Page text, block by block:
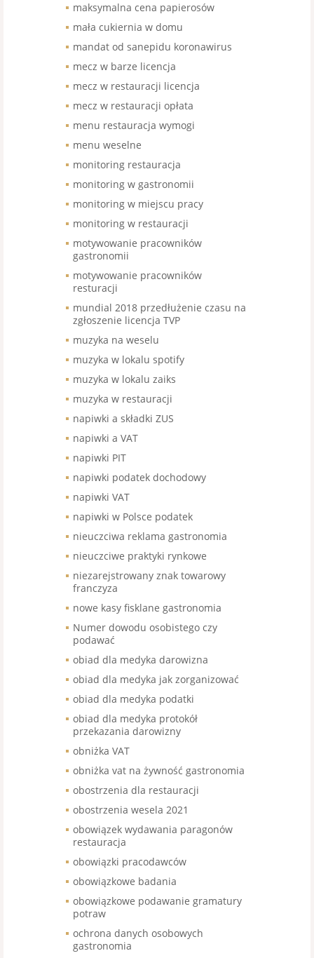
maksymalna cena papierosów
mała cukiernia w domu
mandat od sanepidu koronawirus
mecz w barze licencja
mecz w restauracji licencja
mecz w restauracji opłata
menu restauracja wymogi
menu weselne
monitoring restauracja
monitoring w gastronomii
monitoring w miejscu pracy
monitoring w restauracji
motywowanie pracowników
gastronomii
motywowanie pracowników
resturacji
mundial 2018 przedłużenie czasu na
zgłoszenie licencja TVP
muzyka na weselu
muzyka w lokalu spotify
muzyka w lokalu zaiks
muzyka w restauracji
napiwki a składki ZUS
napiwki a VAT
napiwki PIT
napiwki podatek dochodowy
napiwki VAT
napiwki w Polsce podatek
nieuczciwa reklama gastronomia
nieuczciwe praktyki rynkowe
niezarejstrowany znak towarowy
franczyza
nowe kasy fisklane gastronomia
Numer dowodu osobistego czy
podawać
obiad dla medyka darowizna
obiad dla medyka jak zorganizować
obiad dla medyka podatki
obiad dla medyka protokół
przekazania darowizny
obniżka VAT
obniżka vat na żywność gastronomia
obostrzenia dla restauracji
obostrzenia wesela 2021
obowiązek wydawania paragonów
restauracja
obowiązki pracodawców
obowiązkowe badania
obowiązkowe podawanie gramatury
potraw
ochrona danych osobowych
gastronomia